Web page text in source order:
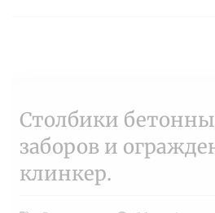
Столбики
заборов и
клинкер.